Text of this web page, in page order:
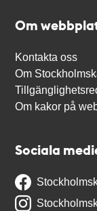
Om
Kontakta oss
Om
Om kakor på
Sociala